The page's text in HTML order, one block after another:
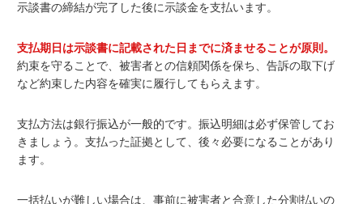
示談書の締結が完了した後に示談金を支払います。
支払期日は示談書に記載された日までに済ませることが原則。
約束を守ることで、被害者との信頼関係を保ち、告訴の取下げ
など約束した内容を確実に履行してもらえます。
支払方法は銀行振込が一般的です。振込明細は必ず保管してお
きましょう。支払った証拠として、後々必要になることがあり
ます。
一括払いが難しい場合は、事前に被害者と合意した分割払いの